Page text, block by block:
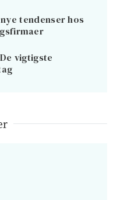
tendenser hos
vigtigste